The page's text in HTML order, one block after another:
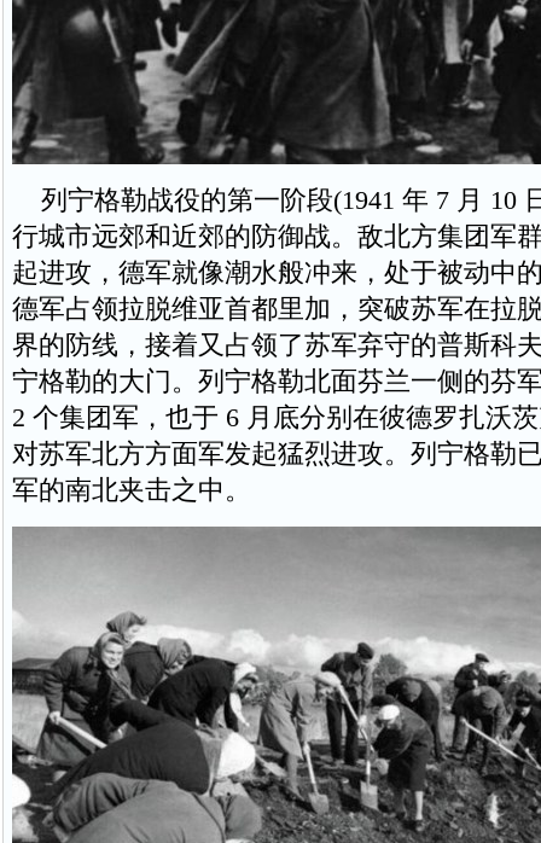
列宁格勒战役的第一阶段(1941 年 7 月 10
行城市远郊和近郊的防御战。敌北方集团军
起进攻，德军就像潮水般冲来，处于被动中
德军占领拉脱维亚首都里加，突破苏军在拉
界的防线，接着又占领了苏军弃守的普斯科
宁格勒的大门。列宁格勒北面芬兰一侧的芬
2 个集团军，也于 6 月底分别在彼德罗扎沃
对苏军北方方面军发起猛烈进攻。列宁格勒
军的南北夹击之中。